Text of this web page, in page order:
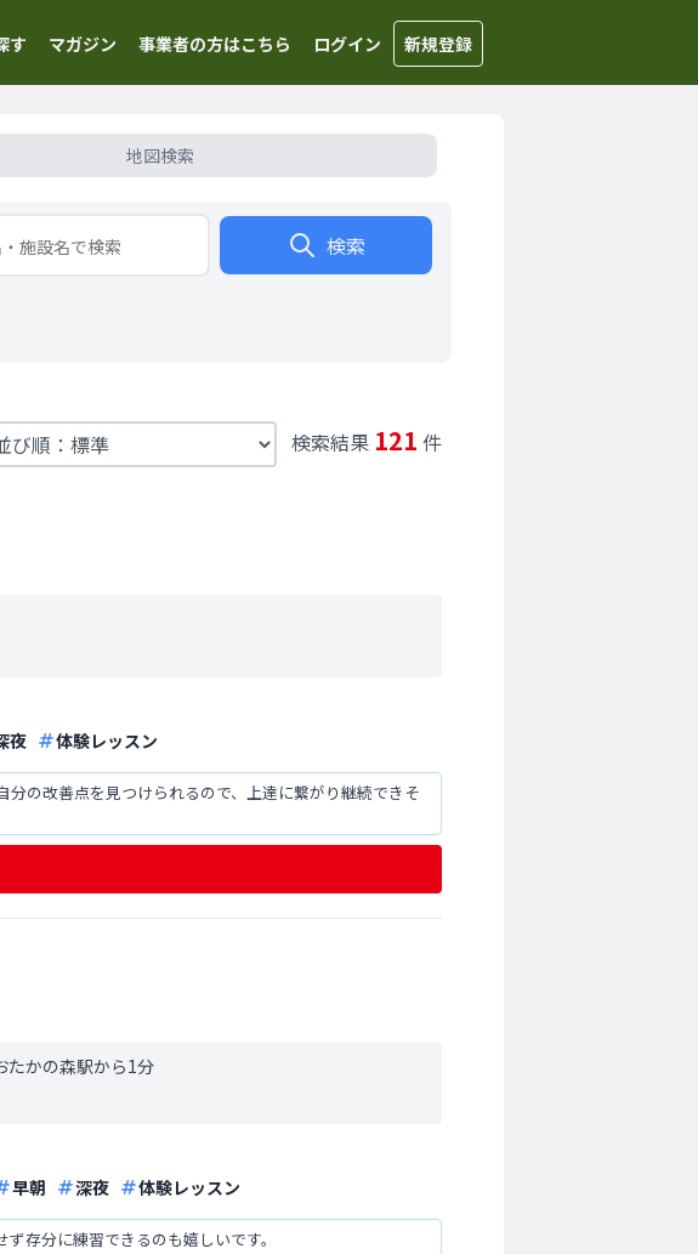
す マガジン 事業者の方はこちら ログイン 新規登録
地図検索
検索
検索結果 121 件
夜 体験レッスン
の改善点を見つけられるので、上達に繋がり継続できそ
たかの森駅から1分
早朝 深夜 体験レッスン
存分に練習できるのも嬉しいです。